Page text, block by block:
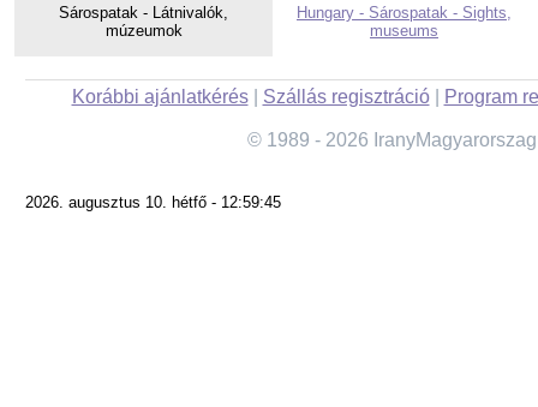
Sárospatak - Látnivalók,
múzeumok
Hungary - Sárospatak - Sights,
museums
Korábbi ajánlatkérés| Szállás regisztráció| Program
© 1989 - 2026
2026. augusztus 10. hétfő - 12:59:45